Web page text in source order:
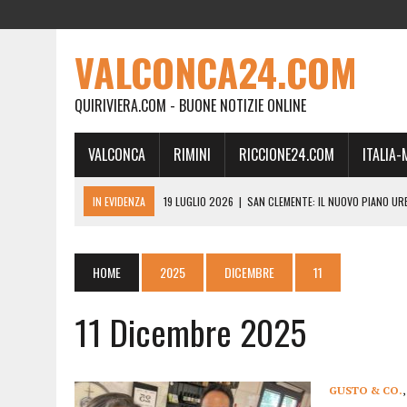
VALCONCA24.COM
QUIRIVIERA.COM - BUONE NOTIZIE ONLINE
VALCONCA RIMINI RICCIONE24.COM ITALIA-
IN EVIDENZA 19 LUGLIO 2026 | SAN CLEMENTE: IL NUOVO PIANO
19 FEBBRAIO 2026 | RIMINI, A IL GATTO SULL’ALBICOCCO ARRIVA
28 GENNAIO 2026
DOVE LA CARNE DIVENTA MEMORIA: IL CORPO,
18 DICEMBRE 2025
| SAN CLEMENTE, AL VILLA ULTIMO ATTO DELLA
18 DICEMBRE 2025 | SAN CLEMENTE, SALA DEL CONSIGLIO
HOME 2025 DICEMBRE 11
11 Dicembre 2025
GUSTO & CO.,